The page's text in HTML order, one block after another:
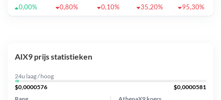
0,00%
0,80% 0,10% 35,20% 95,30%
AIX9 prijs statistieken
24u laag / hoog
$0,0000576
$0,0000581